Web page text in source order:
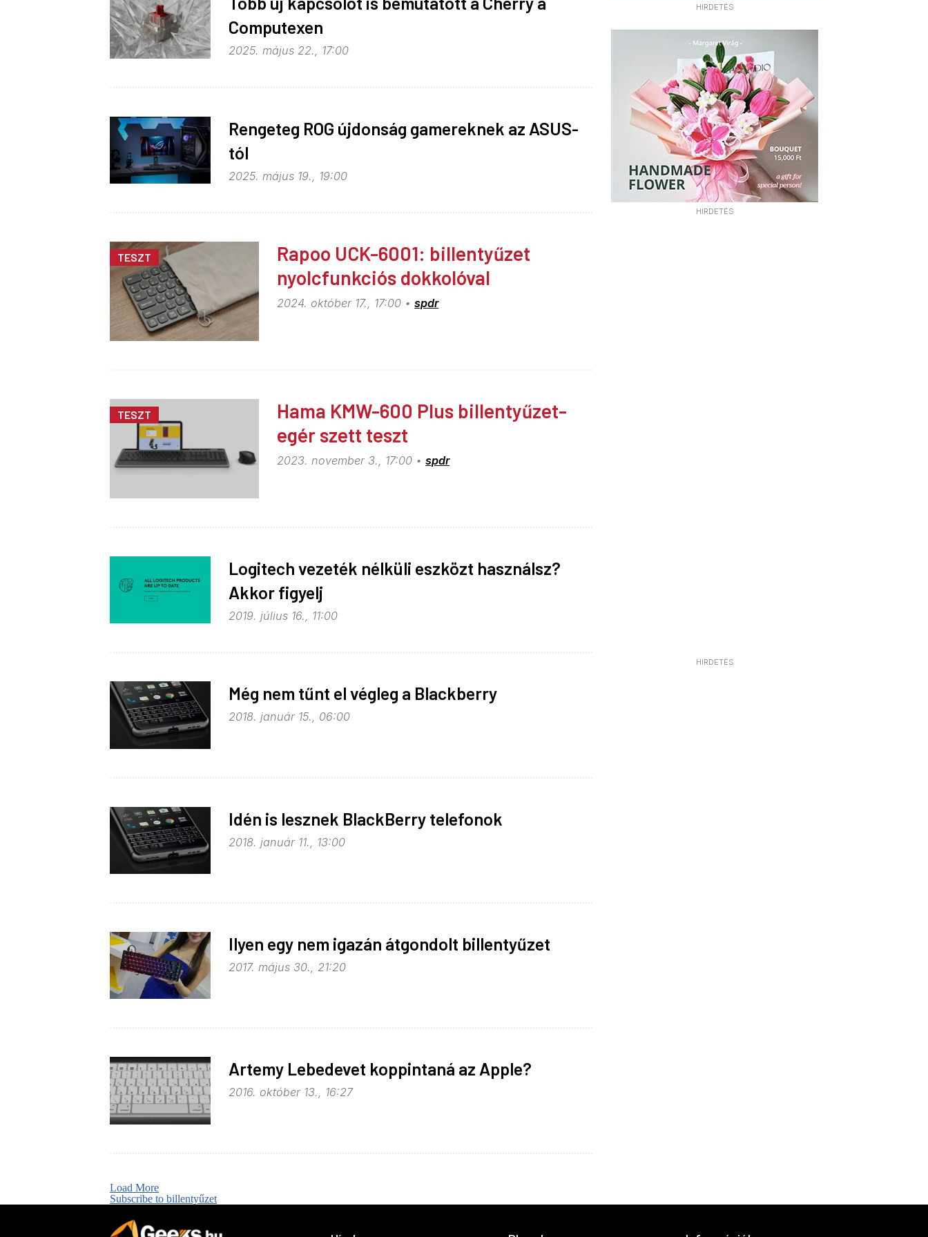
HIRDETÉS
HIRDETÉS
HIRDETÉS
Computexen
2025. május 22., 17:00
Rengeteg ROG újdonság gamereknek az ASUS-
tól
2025. május 19., 19:00
TESZT
Rapoo UCK-6001: billentyűzet
nyolcfunkciós dokkolóval
2024. október 17., 17:00 spdr
TESZT
Hama KMW-600 Plus billentyűzet-
egér szett teszt
2023. november 3., 17:00 spdr
Logitech vezeték nélküli eszközt használsz?
Akkor figyelj
2019. július 16., 11:00
Még nem tűnt el végleg a Blackberry
2018. január 15., 06:00
Idén is lesznek BlackBerry telefonok
2018. január 11., 13:00
Ilyen egy nem igazán átgondolt billentyűzet
2017. május 30., 21:20
Artemy Lebedevet koppintaná az Apple?
2016. október 13., 16:27
Load More
Subscribe to billentyűzet